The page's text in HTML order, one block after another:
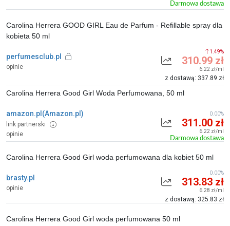
Darmowa dostawa
perfumesclub.pl
opinie
Carolina Herrera GOOD GIRL Eau de Parfum - Refillable spray dla
kobieta 50 ml
310.99 zł
6.22 zł/ml
z dostawą: 337.89 zł
1.49%
amazon.pl(Amazon.pl)
link partnerski
opinie
Carolina Herrera Good Girl Woda Perfumowana, 50 ml
311.00 zł
6.22 zł/ml
Darmowa dostawa
0.00%
brasty.pl
opinie
Carolina Herrera Good Girl woda perfumowana dla kobiet 50 ml
313.83 zł
6.28 zł/ml
z dostawą: 325.83 zł
0.00%
Carolina Herrera Good Girl woda perfumowana 50 ml